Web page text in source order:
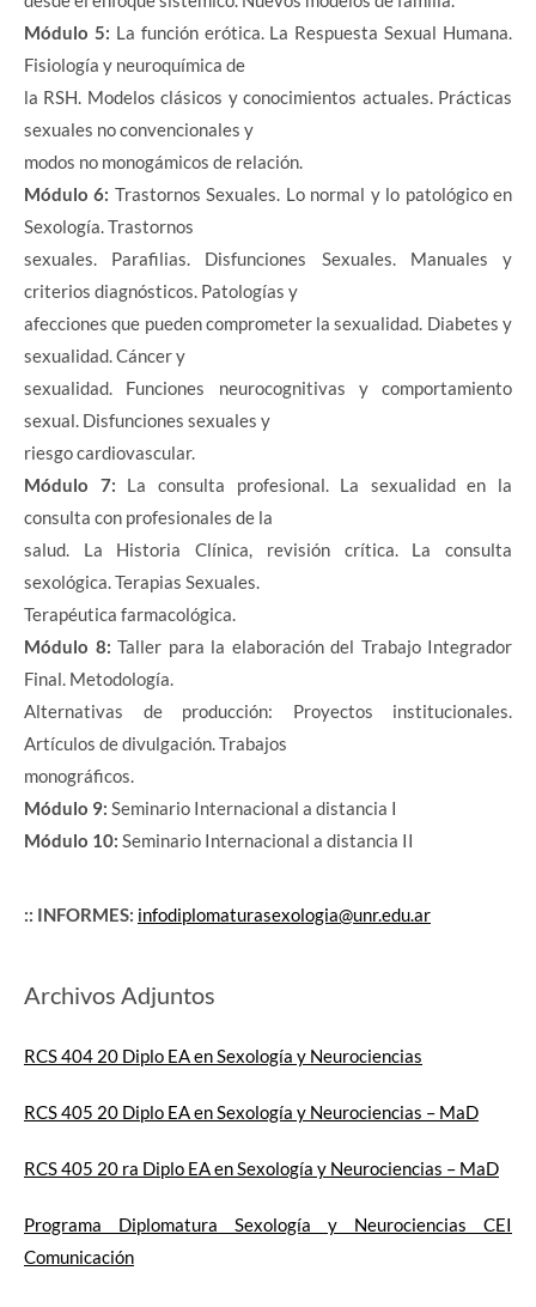
Módulo 5: La función erótica. La Respuesta Sexual Humana.
Fisiología y neuroquímica de
la RSH. Modelos clásicos y conocimientos actuales. Prácticas
sexuales no convencionales y
modos no monogámicos de relación.
Módulo 6: Trastornos Sexuales. Lo normal y lo patológico en
Sexología. Trastornos
sexuales. Parafilias. Disfunciones Sexuales. Manuales y
criterios diagnósticos. Patologías y
afecciones que pueden comprometer la sexualidad. Diabetes y
sexualidad. Cáncer y
sexualidad. Funciones neurocognitivas y comportamiento
sexual. Disfunciones sexuales y
riesgo cardiovascular.
Módulo 7: La consulta profesional. La sexualidad en la
consulta con profesionales de la
salud. La Historia Clínica, revisión crítica. La consulta
sexológica. Terapias Sexuales.
Terapéutica farmacológica.
Módulo 8: Taller para la elaboración del Trabajo Integrador
Final. Metodología.
Alternativas de producción: Proyectos institucionales.
Artículos de divulgación. Trabajos
monográficos.
Módulo 9: Seminario Internacional a distancia I
Módulo 10: Seminario Internacional a distancia II
:: INFORMES: infodiplomaturasexologia@unr.edu.ar
Archivos Adjuntos
RCS 404 20 Diplo EA en Sexología y Neurociencias
RCS 405 20 Diplo EA en Sexología y Neurociencias – MaD
RCS 405 20 ra Diplo EA en Sexología y Neurociencias – MaD
Programa Diplomatura Sexología y Neurociencias CEI
Comunicación